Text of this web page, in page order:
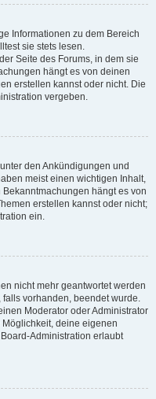
Informationen zu dem Bereich
sie stets lesen.
Seite des Forums, in dem sie
hängt es von deinen
erstellen kannst oder nicht. Die
vergeben.
den Ankündigungen und
meist einen wichtigen Inhalt,
hängt es von
erstellen kannst oder nicht;
ein.
nicht mehr geantwortet werden
vorhanden, beendet wurde.
Moderator oder Administrator
deine eigenen
Administration erlaubt